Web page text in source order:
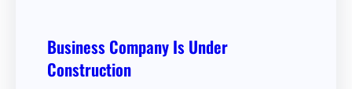
Business Company Is Under
Construction